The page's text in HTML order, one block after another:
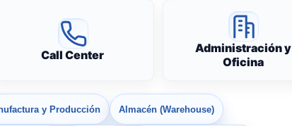
Call Center
Administración y
Oficina
y Producción Almacén (Warehouse)